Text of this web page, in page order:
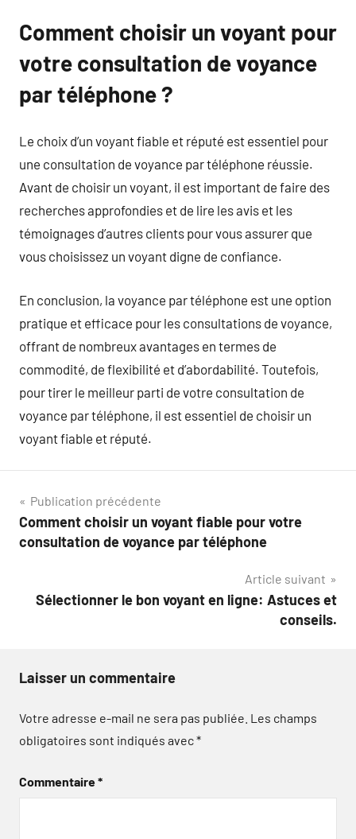
Comment choisir un voyant pour
votre consultation de voyance
par téléphone ?
Le choix d’un voyant fiable et réputé est essentiel pour
une consultation de voyance par téléphone réussie.
Avant de choisir un voyant, il est important de faire des
recherches approfondies et de lire les avis et les
témoignages d’autres clients pour vous assurer que
vous choisissez un voyant digne de confiance.
En conclusion, la voyance par téléphone est une option
pratique et efficace pour les consultations de voyance,
offrant de nombreux avantages en termes de
commodité, de flexibilité et d’abordabilité. Toutefois,
pour tirer le meilleur parti de votre consultation de
voyance par téléphone, il est essentiel de choisir un
voyant fiable et réputé.
Navigation
de
Publication précédente
Comment choisir un voyant fiable pour votre
consultation de voyance par téléphone
Article suivant
Sélectionner le bon voyant en ligne: Astuces et
conseils.
Laisser un commentaire
Votre adresse e-mail ne sera pas publiée. Les champs
obligatoires sont indiqués avec*
Commentaire*